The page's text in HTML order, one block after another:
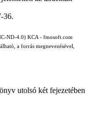
36.
4.0) KCA - fmosoft.com
a forrás megnevezésével,
utolsó két fejezetében